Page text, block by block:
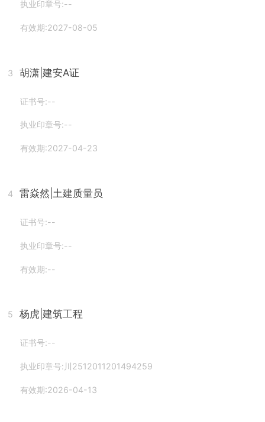
执业印章号:--
有效期:2027-08-05
3 胡潇 |建安A证
证书号:--
执业印章号:--
有效期:2027-04-23
4 雷焱然 |土建质量员
证书号:--
执业印章号:--
有效期:--
5 杨虎 |建筑工程
证书号:--
执业印章号:川2512011201494259
有效期:2026-04-13